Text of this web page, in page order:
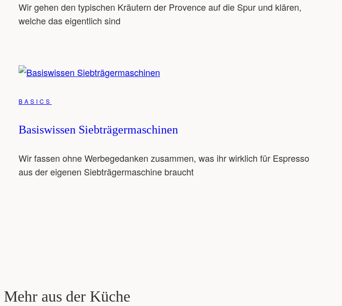
Wir gehen den typischen Kräutern der Provence auf die Spur und klären,
welche das eigentlich sind
BASICS
Basiswissen Siebträgermaschinen
Wir fassen ohne Werbegedanken zusammen, was ihr wirklich für Espresso
aus der eigenen Siebträgermaschine braucht
Mehr aus der Küche